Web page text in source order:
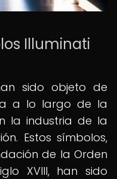
Illuminati
sido objeto de
a lo largo de la
la industria de la
Estos símbolos,
de la Orden
XVIII, han sido